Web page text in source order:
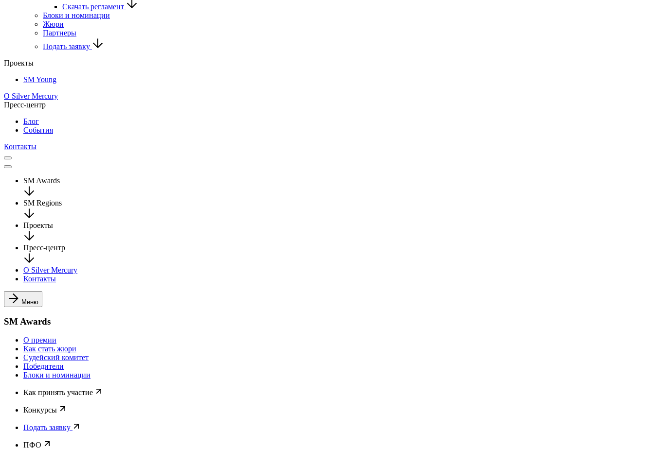
Скачать регламент
Блоки и номинации
Жюри
Партнеры
Подать заявку
Проекты
SM Young
О Silver Mercury
Пресс-центр
Блог
События
Контакты
SM Awards
SM Regions
Проекты
Пресс-центр
О Silver Mercury
Контакты
Меню
SM Awards
О премии
Как стать жюри
Судейский комитет
Победители
Блоки и номинации
Как принять участие
Конкурсы
Подать заявку
ПФО